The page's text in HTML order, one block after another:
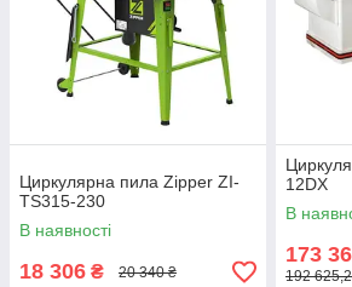
Циркулярна пила Zipper ZI-
TS315-230
В наявності
18 306 ₴ 20 340 ₴
12DX
В
173
192